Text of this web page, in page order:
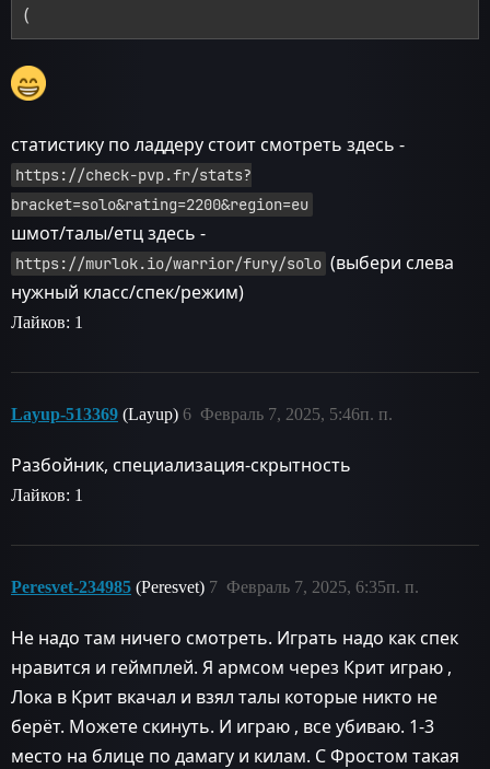
(
статистику по ладдеру стоит смотреть здесь -
https://check-pvp.fr/stats?
bracket=solo&rating=2200&region=eu
шмот/талы/етц здесь -
https://murlok.io/warrior/fury/solo (выбери слева
нужный класс/спек/режим)
Лайков: 1
Layup-513369 (Layup) Февраль 7, 2025, 5:46п. п.
6
Разбойник, специализация-скрытность
Лайков: 1
Peresvet-234985 (Peresvet) Февраль 7, 2025, 6:35п. п.
7
Не надо там ничего смотреть. Играть надо как спек
нравится и геймплей. Я армсом через Крит играю ,
Лока в Крит вкачал и взял талы которые никто не
берёт. Можете скинуть. И играю , все убиваю. 1-3
место на блице по дамагу и килам. С Фростом такая